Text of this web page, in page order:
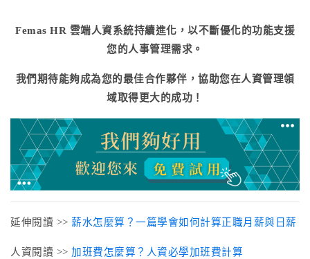
Femas HR 雲端人資系統持續進化，以不斷優化的功能支援
您的人事管理需求。
我們期待能夠成為您的最佳合作夥伴，協助您在人資管理領
域取得更大的成功！
延伸閱讀 >> 薪水怎麼算？一篇學會如何計算正職月薪與日薪
人資閱讀 >> 加班費怎麼算？人資必學加班費計算